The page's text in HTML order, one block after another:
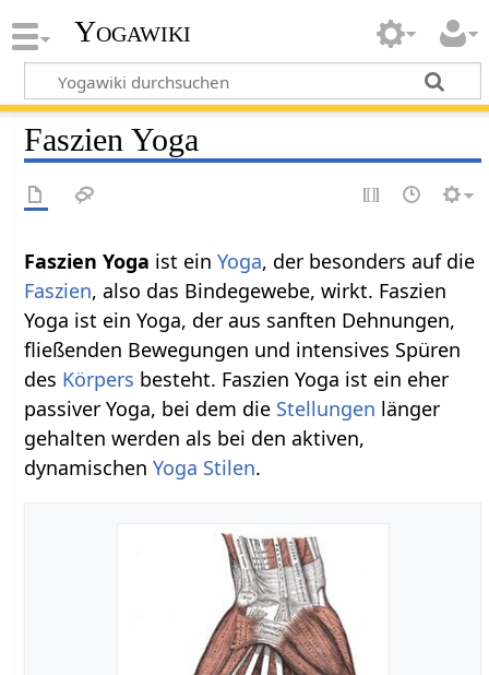
Yogawiki
Faszien Yoga
Faszien Yoga ist einYoga, der besonders auf die
Faszien, also das Bindegewebe, wirkt. Faszien
Yoga ist ein Yoga, der aus sanften Dehnungen,
fließenden Bewegungen und intensives Spüren
des Körpers besteht. Faszien Yoga ist ein eher
passiver Yoga, bei dem die Stellungen länger
gehalten werden als bei den aktiven,
dynamischenYoga Stilen.